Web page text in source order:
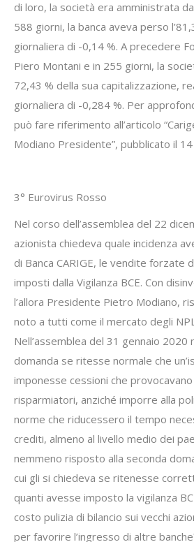
di loro, la società era amministrata
588 giorni, la banca aveva perso
giornaliera di -0,14 %. A precedere
Piero Montani e in 255 giorni, la
72,43 % della sua capitalizzazione,
giornaliera di -0,284 %. Per
può fare riferimento all’articolo
Modiano Presidente”, pubblicato il
3° Eurovirus Rosso
Nel corso dell’assemblea del 22
azionista chiedeva quale incidenza
di Banca CARIGE, le vendite forzate
imposti dalla Vigilanza BCE. Con
l’allora Presidente Pietro Modiano,
noto a tutti come il mercato degli
Nell’assemblea del 31 gennaio 2020
domanda se ritesse normale che
imponesse cessioni che
risparmiatori, anziché imporre alla
norme che riducessero il tempo
crediti, almeno al livello medio dei
nemmeno risposto alla seconda
cui gli si chiedeva se ritenesse
quanti avesse imposto la vigilanza
costo pulizia di bilancio sui vecchi
per favorire l’ingresso di altre